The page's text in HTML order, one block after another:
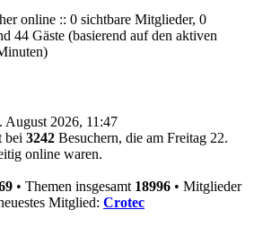
online :: 0 sichtbare Mitglieder, 0
44 Gäste (basierend auf den aktiven
August 2026, 11:47
bei 3242 Besuchern, die am Freitag 22.
online waren.
• Themen insgesamt 18996 • Mitglieder
Mitglied: Crotec